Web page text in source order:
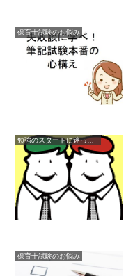
保育士試験のお悩み
勉強のスタートに迷ったら
保育士試験のお悩み